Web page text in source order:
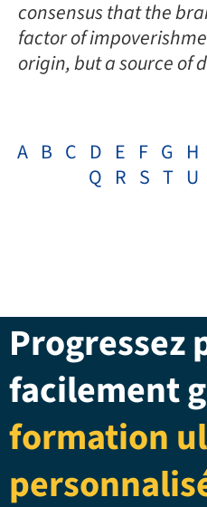
consensus that the
factor of
origin, but a source of
A B C D E F G H
Q R S T U
Progressez
facilement
formation